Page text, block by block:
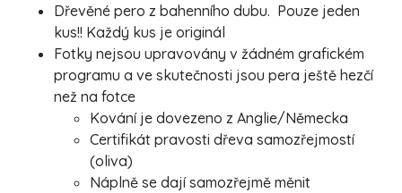
Dřevěné pero z bahenního dubu. Pouze jeden
kus!! Každý kus je originál
Fotky nejsou upravovány v žádném grafickém
programu a ve skutečnosti jsou pera ještě hezčí
než na fotce
Kování je dovezeno z Anglie/Německa
Certifikát pravosti dřeva samozřejmostí
(oliva)
Náplně se dají samozřejmě měnit